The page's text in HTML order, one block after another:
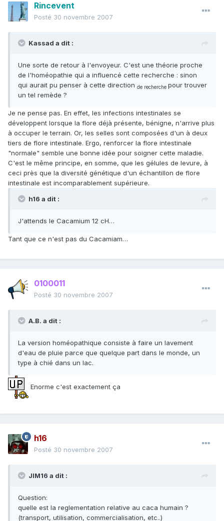
Rincevent
Posté 30 novembre 2007
Kassad a dit :
Une sorte de retour à l'envoyeur. C'est une théorie proche
de l'homéopathie qui a influencé cette recherche : sinon
qui aurait pu penser à cette direction de recherche pour trouver
un tel remède ?
Je ne pense pas. En effet, les infections intestinales se
développent lorsque la flore déjà présente, bénigne, n'arrive plus
à occuper le terrain. Or, les selles sont composées d'un à deux
tiers de flore intestinale. Ergo, renforcer la flore intestinale
"normale" semble une bonne idée pour soigner cette maladie.
C'est le même principe, en somme, que les gélules de levure, à
ceci près que la diversité génétique d'un échantillon de flore
intestinale est incomparablement supérieure.
h16 a dit :
J'attends le Cacamium 12 cH…
Tant que ce n'est pas du Cacamiam…
0100011
Posté 30 novembre 2007
A.B. a dit :
La version homéopathique consiste à faire un lavement
d'eau de pluie parce que quelque part dans le monde, un
type à chié dans un lac.
Enorme c'est exactement ça
h16
Posté 30 novembre 2007
JIM16 a dit :
Question:
quelle est la reglementation relative au caca humain ?
(transport, utilisation, commercialisation, etc..)